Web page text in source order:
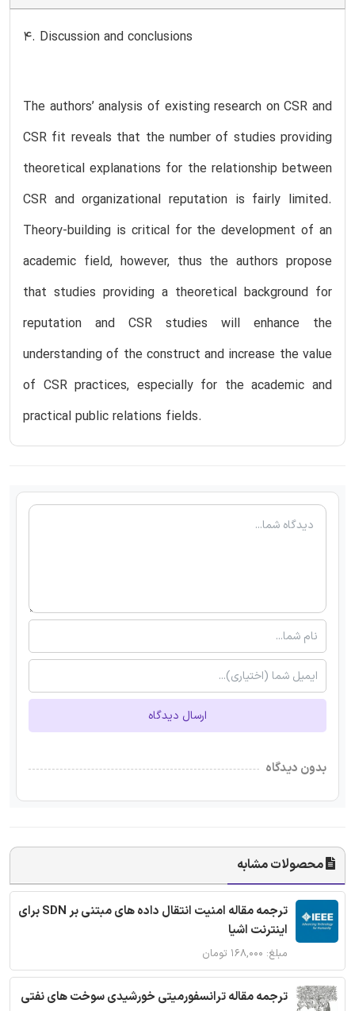
4. Discussion and conclusions
The authors’ analysis of existing research on CSR and
CSR fit reveals that the number of studies providing
theoretical explanations for the relationship between
CSR and organizational reputation is fairly limited.
Theory-building is critical for the development of an
academic field, however, thus the authors propose
that studies providing a theoretical background for
reputation and CSR studies will enhance the
understanding of the construct and increase the value
of CSR practices, especially for the academic and
practical public relations fields.
ارسال دیدگاه
بدون دیدگاه
محصولات مشابه
ترجمه مقاله امنیت انتقال داده های مبتنی بر SDN برای
اینترنت اشیا
مبلغ: ۱۶۸,۰۰۰ تومان
ترجمه مقاله ترانسفورمیتی خورشیدی سوخت های نفتی